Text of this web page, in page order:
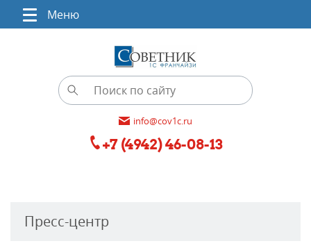
Меню
info@cov1c.ru
+7 (4942) 46-08-13
Пресс-центр